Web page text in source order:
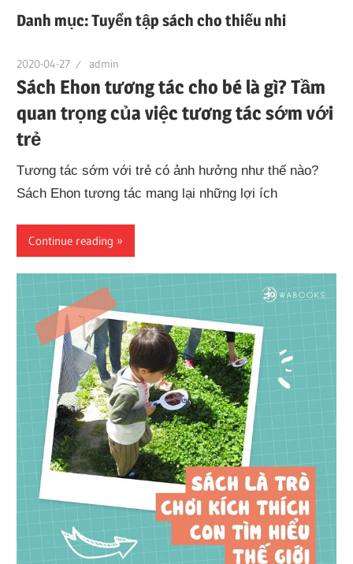
Danh mục:Tuyển tập sách cho thiếu nhi
2020-04-27 admin
Sách Ehon tương tác cho bé là gì? Tầm
quan trọng của việc tương tác sớm với
trẻ
Tương tác sớm với trẻ có ảnh hưởng như thế nào?
Sách Ehon tương tác mang lại những lợi ích
Continue reading